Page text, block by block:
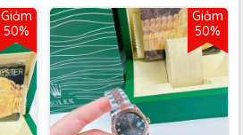
Giảm
50%
Giảm
50%